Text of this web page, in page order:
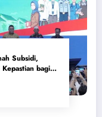
Subsidi,
bagi